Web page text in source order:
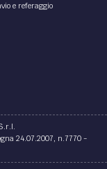
e referaggio
24.07.2007, n.7770 -